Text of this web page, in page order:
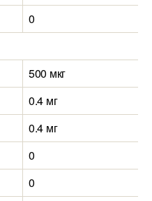
0
500 мкг
0.4 мг
0.4 мг
0
0